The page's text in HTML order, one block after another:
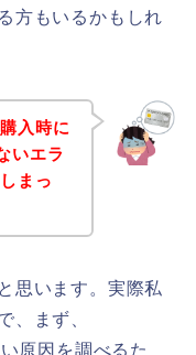
方もいるかもしれ
入時に
いエラ
まっ
思います。実際私
、まず、
原因を調べるた